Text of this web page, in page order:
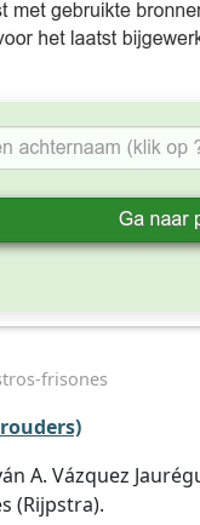
frisones
A. Vázquez
(Rijpstra).